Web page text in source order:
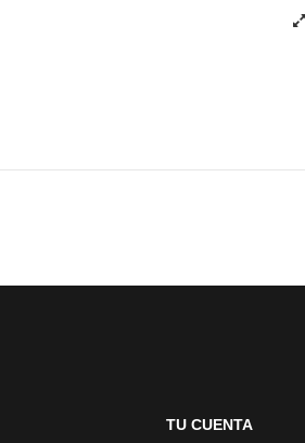
TU CUENTA